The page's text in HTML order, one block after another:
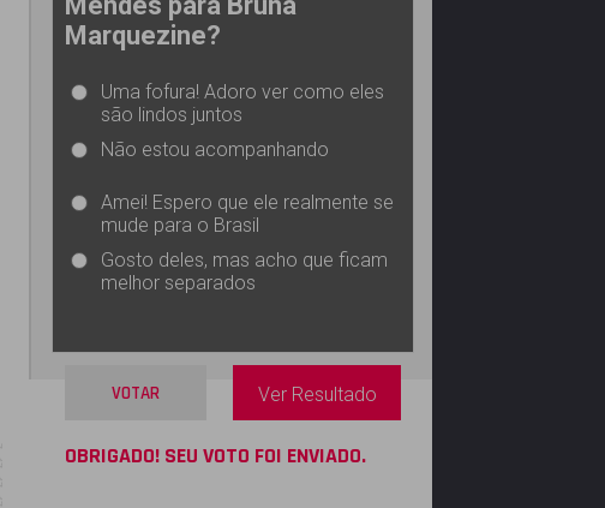
Marquezine?
Uma fofura! Adoro ver como eles
são lindos juntos
Não estou acompanhando
Amei! Espero que ele realmente se
mude para o Brasil
Gosto deles, mas acho que ficam
melhor separados
VOTAR Ver Resultado
OBRIGADO! SEU VOTO FOI ENVIADO.